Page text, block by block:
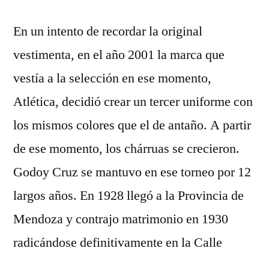
En un intento de recordar la original
vestimenta, en el año 2001 la marca que
vestía a la selección en ese momento,
Atlética, decidió crear un tercer uniforme con
los mismos colores que el de antaño. A partir
de ese momento, los chárruas se crecieron.
Godoy Cruz se mantuvo en ese torneo por 12
largos años. En 1928 llegó a la Provincia de
Mendoza y contrajo matrimonio en 1930
radicándose definitivamente en la Calle